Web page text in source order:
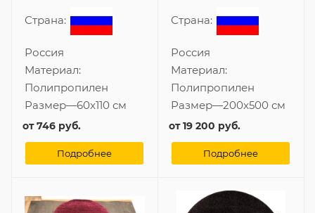
Страна:
Россия
Материал:
Полипропилен
Размер—60x110 см
от746 руб.
Подробнее
Страна:
Россия
Материал:
Полипропилен
Размер—200x500 см
от19 200 руб.
Подробнее